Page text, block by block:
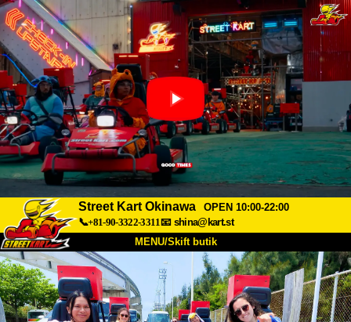
Street Kart Okinawa
OPEN 10:00-22:00
📞+81-90-3322-3311📧 shina@kart.st
MENU/Skift butik
TOP
Om Specifikationer Pris